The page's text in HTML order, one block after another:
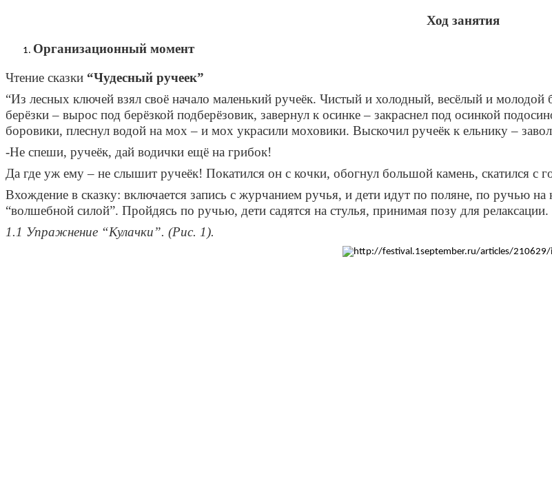
Ход занятия
Организационный момент
Чтение сказки “Чудесный ручеек”
“Из лесных ключей взял своё начало маленький ручеёк. Чистый и холодный, весёлый и
берёзки – вырос под берёзкой подберёзовик, завернул к осинке – закраснел под осинкой
боровики, плеснул водой на мох – и мох украсили моховики. Выскочил ручеёк к ельнику –
-Не спеши, ручеёк, дай водички ещё на грибок!
Да где уж ему – не слышит ручеёк! Покатился он с кочки, обогнул большой камень, скатился с
Вхождение в сказку: включается запись с журчанием ручья, и дети идут по поляне, по ручью
“волшебной силой”. Пройдясь по ручью, дети садятся на стулья, принимая позу для
1.1 Упражнение “Кулачки”. (Рис. 1).